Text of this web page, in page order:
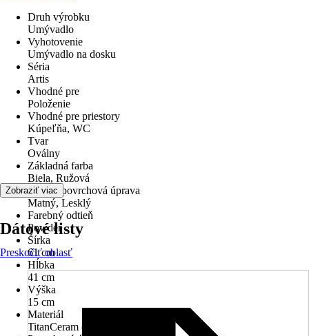
Druh výrobku
Umývadlo
Vyhotovenie
Umývadlo na dosku
Séria
Artis
Vhodné pre
Položenie
Vhodné pre priestory
Kúpeľňa, WC
Tvar
Oválny
Základná farba
Biela, Ružová
Povrch/povrchová úprava
Matný, Lesklý
Farebný odtieň
Powder
Šírka
61 cm
Hĺbka
41 cm
Výška
15 cm
Materiál
TitanCeram (keramika)
Zobraziť viac
Dátové listy
Preskočiť oblasť